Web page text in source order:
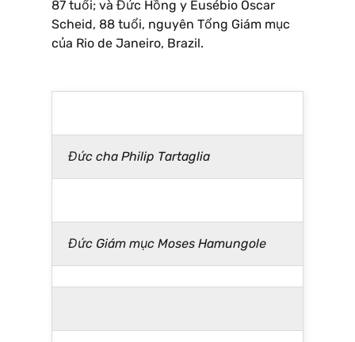
87 tuổi; và Đức Hồng y Eusébio Oscar
Scheid, 88 tuổi, nguyên Tổng Giám mục
của Rio de Janeiro, Brazil.
Đức cha Philip Tartaglia
Đức Giám mục Moses Hamungole